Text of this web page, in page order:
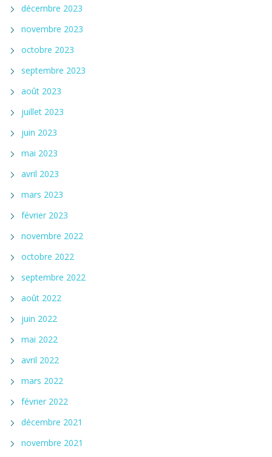
décembre 2023
novembre 2023
octobre 2023
septembre 2023
août 2023
juillet 2023
juin 2023
mai 2023
avril 2023
mars 2023
février 2023
novembre 2022
octobre 2022
septembre 2022
août 2022
juin 2022
mai 2022
avril 2022
mars 2022
février 2022
décembre 2021
novembre 2021